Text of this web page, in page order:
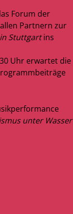
Forum der
Partnern zur
Stuttgartins
Uhr erwartet die
unter Wasser